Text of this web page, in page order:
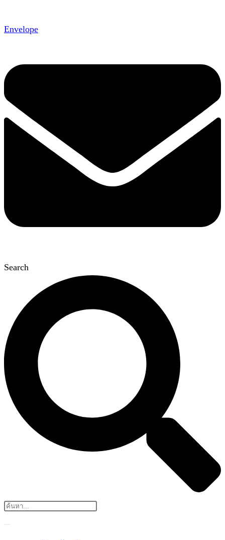
Envelope
Search